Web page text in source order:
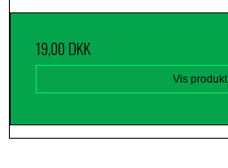
19,00 DKK
Vis produkt